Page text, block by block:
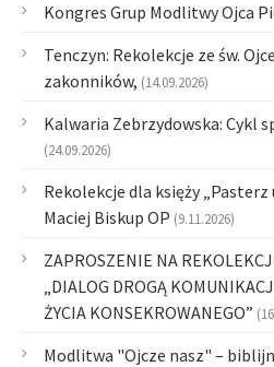
Kongres Grup Modlitwy Ojca
Tenczyn: Rekolekcje ze św.
zakonników, (14.09.2026)
Kalwaria Zebrzydowska: Cykl
(24.09.2026)
Rekolekcje dla księży
Maciej Biskup OP (9.11.2026)
ZAPROSZENIE NA
„DIALOG DROGĄ
ŻYCIA KONSEKROWANEGO”
Modlitwa "Ojcze nasz" –